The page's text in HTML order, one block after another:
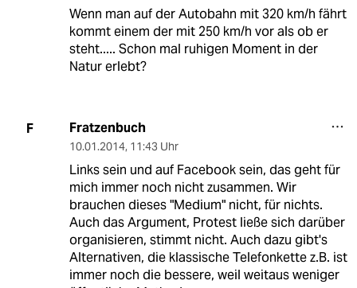
Wenn man auf der Autobahn mit 320 km/h fährt
kommt einem der mit 250 km/h vor als ob er
steht..... Schon mal ruhigen Moment in der
Natur erlebt?
F Fratzenbuch
10.01.2014, 11:43 Uhr
Links sein und auf Facebook sein, das geht für
mich immer noch nicht zusammen. Wir
brauchen dieses "Medium" nicht, für nichts.
Auch das Argument, Protest ließe sich darüber
organisieren, stimmt nicht. Auch dazu gibt's
Alternativen, die klassische Telefonkette z.B. ist
immer noch die bessere, weil weitaus weniger